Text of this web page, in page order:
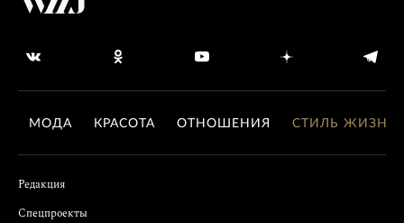
МОДА КРАСОТА ОТНОШЕНИЯ СТИЛЬ ЖИЗНИ
Редакция
Спецпроекты